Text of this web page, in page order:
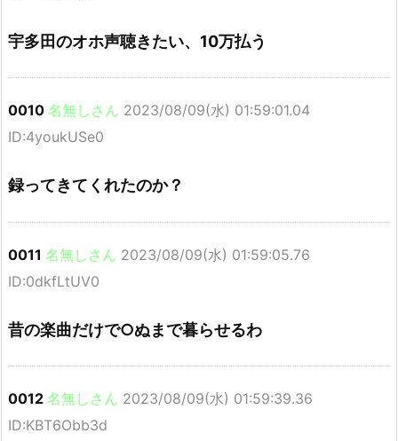
宇多田のオホ声聴きたい、10万払う
0010 名無しさん 2023/08/09(水) 01:59:01.04
ID:4youkUSe0
録ってきてくれたのか？
0011 名無しさん 2023/08/09(水) 01:59:05.76
ID:0dkfLtUV0
昔の楽曲だけで○ぬまで暮らせるわ
0012 名無しさん 2023/08/09(水) 01:59:39.36
ID:KBT6Obb3d